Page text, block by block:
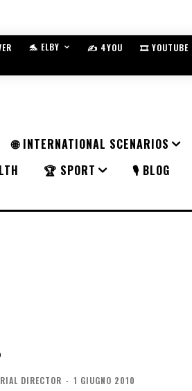
🐬 ELBY ✍️ 4YOU
🎞️ YOUTUBE
🌐 INTERNATIONAL SCENARIOS
🏆 SPORT
🎙️ BLOG
DIRECTOR - 1 GIUGNO 2010